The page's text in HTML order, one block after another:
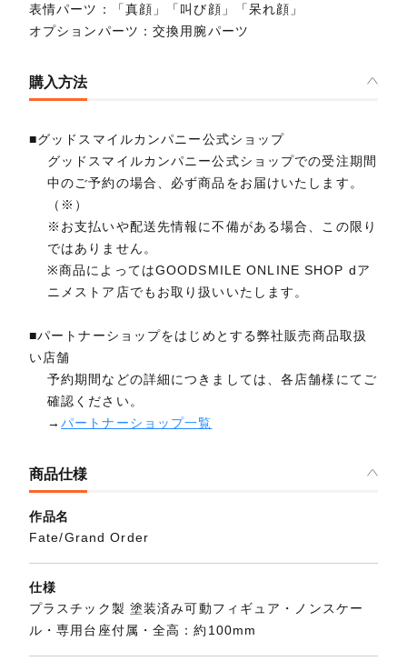
表情パーツ：「真顔」「叫び顔」「呆れ顔」
オプションパーツ：交換用腕パーツ
購入方法
■グッドスマイルカンパニー公式ショップ
グッドスマイルカンパニー公式ショップでの受注期間
中のご予約の場合、必ず商品をお届けいたします。
（※）
※お支払いや配送先情報に不備がある場合、この限り
ではありません。
※商品によってはGOODSMILE ONLINE SHOP dア
ニメストア店でもお取り扱いいたします。
■パートナーショップをはじめとする弊社販売商品取扱
い店舗
予約期間などの詳細につきましては、各店舗様にてご
確認ください。
→パートナーショップ一覧
商品仕様
作品名
Fate/Grand Order
仕様
プラスチック製 塗装済み可動フィギュア・ノンスケー
ル・専用台座付属・全高：約100mm